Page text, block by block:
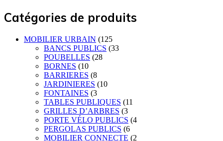
Catégories de produits
MOBILIER URBAIN (125
BANCS PUBLICS (33
POUBELLES (28
BORNES (10
BARRIERES (8
JARDINIERES (10
FONTAINES (3
TABLES PUBLIQUES (11
GRILLES D’ARBRES (3
PORTE VÉLO PUBLICS (4
PERGOLAS PUBLICS (6
MOBILIER CONNECTE (2